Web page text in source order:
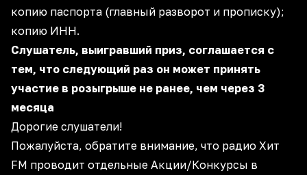
копию паспорта (главный разворот и прописку);
копию ИНН.
Слушатель, выигравший приз, соглашается с
тем, что следующий раз он может принять
участие в розыгрыше не ранее, чем через 3
месяца
Дорогие слушатели!
Пожалуйста, обратите внимание, что радио Хит
FM проводит отдельные Акции/Конкурсы в